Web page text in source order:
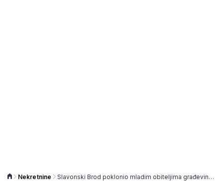
Nekretnine Slavonski Brod poklonio mladim obiteljima građevinska zemljišta za izgradnju kuća